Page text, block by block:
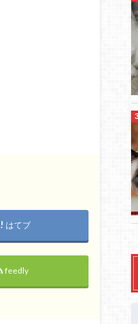
はてブ
feedly